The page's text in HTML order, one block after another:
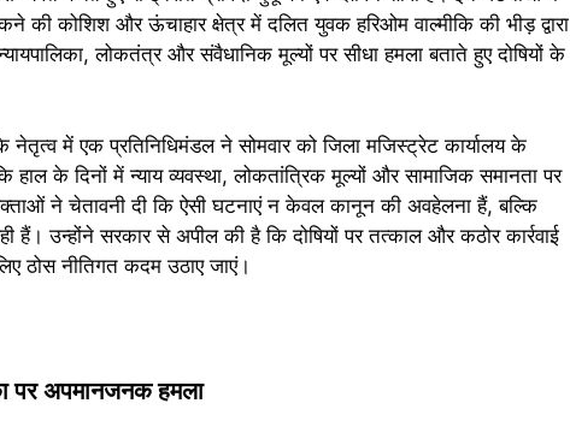
की कोशिश और ऊंचाहार क्षेत्र में दलित युवक हरिओम वाल्मीकि की भीड़ द्वारा
लोकतंत्र और संवैधानिक मूल्यों पर सीधा हमला बताते हुए दोषियों के
नेतृत्व में एक प्रतिनिधिमंडल ने सोमवार को जिला मजिस्ट्रेट कार्यालय के
हाल के दिनों में न्याय व्यवस्था, लोकतांत्रिक मूल्यों और सामाजिक समानता पर
ने चेतावनी दी कि ऐसी घटनाएं न केवल कानून की अवहेलना हैं, बल्कि
हैं। उन्होंने सरकार से अपील की है कि दोषियों पर तत्काल और कठोर कार्रवाई
ठोस नीतिगत कदम उठाए जाएं।
पर अपमानजनक हमला